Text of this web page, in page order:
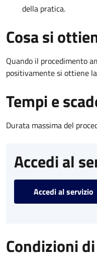
della pratica.
Cosa si
Quando il procedimento
positivamente si ottiene
Tempi e
Durata massima del
Accedi al
Accedi al servizio
Condizioni